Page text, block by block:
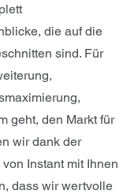
die auf die
sind. Für
geht, den Markt für
wir dank der
Instant mit Ihnen
dass wir wertvolle